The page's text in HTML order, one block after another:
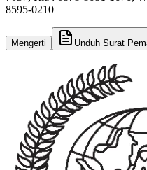
8595-0210
Mengerti Unduh Surat